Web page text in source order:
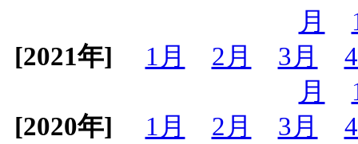
月
[2021年]
1月 2月 3月
月
[2020年]
1月 2月 3月